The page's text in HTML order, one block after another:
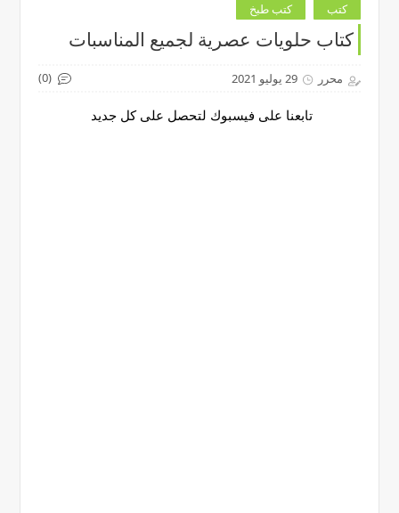
كتب كتب طبخ
كتاب حلويات عصرية لجميع المناسبات
محرر 29 يوليو 2021 (0)
تابعنا على فيسبوك لتحصل على كل جديد